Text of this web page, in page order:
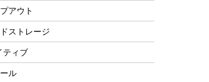
ックセット
ェア
&アクセサリー
キング
キングステッキ
アウト
ストレージ
ティブ
ル